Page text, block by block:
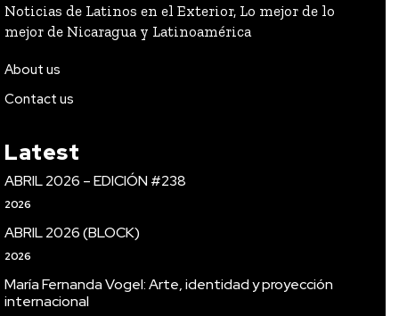
Noticias de Latinos en el Exterior, Lo mejor de lo
mejor de Nicaragua y Latinoamérica
About us
Contact us
Latest
ABRIL 2026 – EDICIÓN #238
2026
ABRIL 2026 (BLOCK)
2026
María Fernanda Vogel: Arte, identidad y proyección
internacional